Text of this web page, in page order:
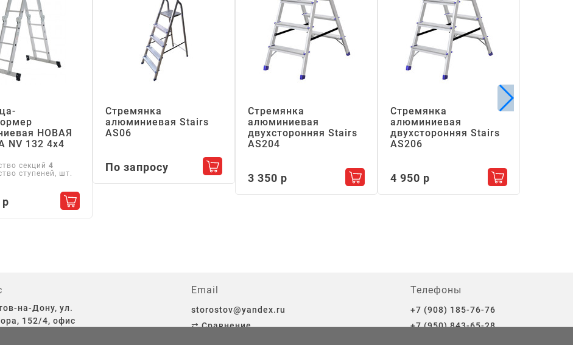
НОВАЯ
NV 132 4х4
секций 4
ступеней, шт.
Добавить в корзину
Стремянка
алюминиевая Stairs
АS06
По запросу Добавить в корзину
Стремянка
алюминиевая
двухсторонняя Stairs
АS204
3 350 р Добавить в корзину
Стремянка
алюминиевая
двухсторонняя Stairs
АS206
4 950 р Добавить в
на-Дону, ул.
152/4, офис
Email
storostov@yandex.ru
⇄ Сравнение
Телефоны
+7 (908) 185-76-76
+7 (950) 843-65-28